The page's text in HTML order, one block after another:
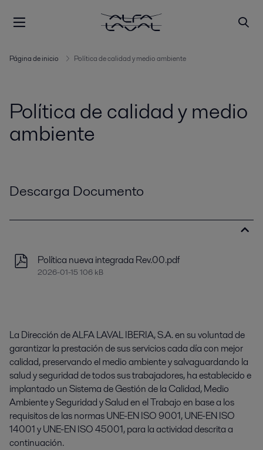
Página de inicio Política de calidad y medio ambiente
Política de calidad y medio
ambiente
Descarga Documento
Política nueva integrada Rev.00.pdf
2026-01-15 106 kB
La Dirección de ALFA LAVAL IBERIA, S.A. en su voluntad de
garantizar la prestación de sus servicios cada día con mejor
calidad, preservando el medio ambiente y salvaguardando la
salud y seguridad de todos sus trabajadores, ha establecido e
implantado un Sistema de Gestión de la Calidad, Medio
Ambiente y Seguridad y Salud en el Trabajo en base a los
requisitos de las normas UNE-EN ISO 9001, UNE-EN ISO
14001 y UNE-EN ISO 45001, para la actividad descrita a
continuación.